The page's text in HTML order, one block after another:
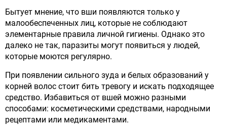
Бытует мнение, что вши появляются только у
малообеспеченных лиц, которые не соблюдают
элементарные правила личной гигиены. Однако это
далеко не так, паразиты могут появиться у людей,
которые моются регулярно.
При появлении сильного зуда и белых образований у
корней волос стоит бить тревогу и искать подходящее
средство. Избавиться от вшей можно разными
способами: косметическими средствами, народными
рецептами или медикаментами.